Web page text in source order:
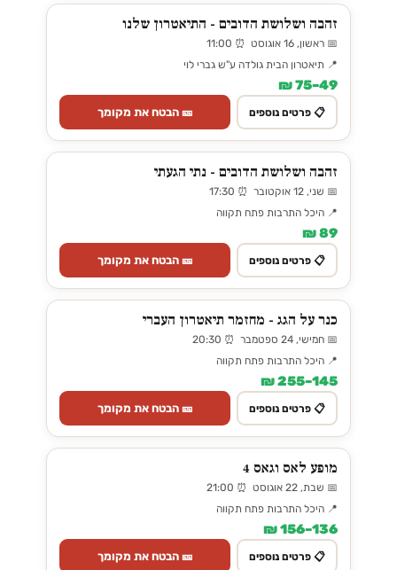
זהבה ושלושת הדובים - התיאטרון שלנו
📅 ראשון, 16 אוגוסט ⏰ 11:00
📍 תיאטרון הבית גולדה ע"ש גברי לוי
49–75 ₪
📋 פרטים נוספים 🎫 הבטח את מקומך
זהבה ושלושת הדובים - נתי הגעתי
📅 שני, 12 אוקטובר ⏰ 17:30
📍 היכל התרבות פתח תקווה
89 ₪
📋 פרטים נוספים 🎫 הבטח את מקומך
כנר על הגג - מחזמר תיאטרון העברי
📅 חמישי, 24 ספטמבר ⏰ 20:30
📍 היכל התרבות פתח תקווה
145–255 ₪
📋 פרטים נוספים 🎫 הבטח את מקומך
מופע לאס וגאס 4
📅 שבת, 22 אוגוסט ⏰ 21:00
📍 היכל התרבות פתח תקווה
136–156 ₪
📋 פרטים נוספים 🎫 הבטח את מקומך